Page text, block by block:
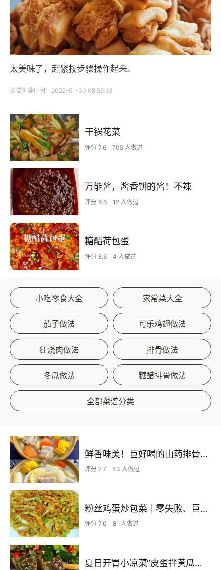
太美味了，赶紧按步骤操作起来。
菜谱创建时间：2022-01-30 08:59:38
干锅花菜
评分 7.6 705 人做过
万能酱，酱香饼的酱！不辣
评分 8.6 12 人做过
糖醋荷包蛋
评分 8.6 4 人做过
小吃零食大全 家常菜大全
茄子做法 可乐鸡翅做法
红烧肉做法 排骨做法
冬瓜做法 糖醋排骨做法
全部菜谱分类
鲜香味美！巨好喝的山药排骨汤！！
评分 7.7 43 人做过
粉丝鸡蛋炒包菜｜零失败、巨下饭
评分 7.0 81 人做过
夏日开胃小凉菜“皮蛋拌黄瓜🥒”开胃减脂